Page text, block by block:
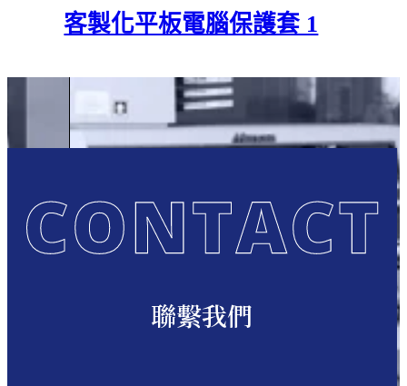
客製化平板電腦保護套 1
聯繫我們